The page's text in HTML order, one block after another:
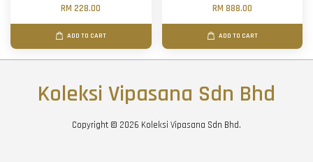
RM 228.00
ADD TO CART
RM 888.00
ADD TO CART
Koleksi Vipasana Sdn Bhd
Copyright © 2026 Koleksi Vipasana Sdn Bhd.